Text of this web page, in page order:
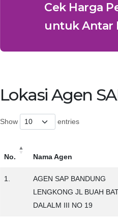
Cek Harga
untuk Antar
Lokasi Agen
Show entries
No. Nama Agen
No. Nama Agen
1.
AGEN SAP BANDUNG
LENGKONG JL BUAH
DALALM III NO 19